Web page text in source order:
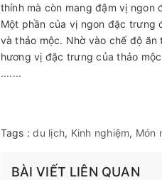
thính mà còn mang đậm vị
Một phần của vị ngon đặc trưng
và thảo mộc. Nhờ vào chế độ
hương vị đặc trưng của thảo
.......
Tags :du lịch, Kinh nghiệm, Món
BÀI VIẾT LIÊN QUAN